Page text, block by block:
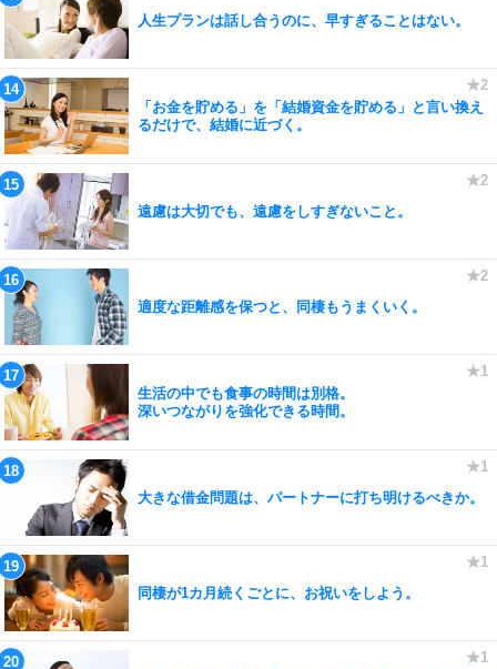
人生プランは話し合うのに、早すぎることはない。
「お金を貯める」を「結婚資金を貯める」と言い換え
るだけで、結婚に近づく。
遠慮は大切でも、遠慮をしすぎないこと。
適度な距離感を保つと、同棲もうまくいく。
生活の中でも食事の時間は別格。
深いつながりを強化できる時間。
大きな借金問題は、パートナーに打ち明けるべきか。
同棲が1カ月続くごとに、お祝いをしよう。